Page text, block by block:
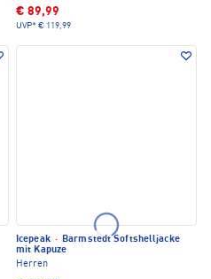
€ 89,99
UVP* € 119,99
Icepeak · Barmstedt Softshelljacke
mit Kapuze
Herren